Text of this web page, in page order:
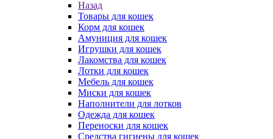
Назад
Товары для кошек
Корм для кошек
Амуниция для кошек
Игрушки для кошек
Лакомства для кошек
Лотки для кошек
Мебель для кошек
Миски для кошек
Наполнители для лотков
Одежда для кошек
Переноски для кошек
Средства гигиены для кошек